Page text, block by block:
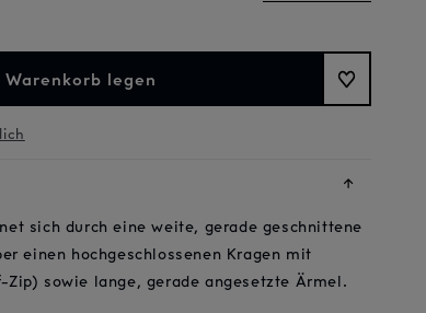
Warenkorb legen
↓
sich durch eine weite, gerade geschnittene
einen hochgeschlossenen Kragen mit
Zip) sowie lange, gerade angesetzte Ärmel.